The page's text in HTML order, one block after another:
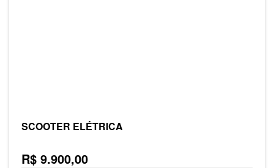
SCOOTER ELÉTRICA
R$ 9.900,00